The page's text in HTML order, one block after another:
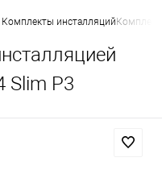
Комплекты инсталляций Комплект
Slim P3